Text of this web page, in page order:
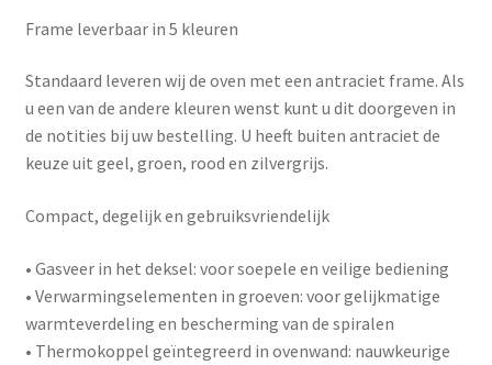
Frame leverbaar in 5 kleuren
Standaard leveren wij de oven met een antraciet frame. Als
u een van de andere kleuren wenst kunt u dit doorgeven in
de notities bij uw bestelling. U heeft buiten antraciet de
keuze uit geel, groen, rood en zilvergrijs.
Compact, degelijk en gebruiksvriendelijk
• Gasveer in het deksel: voor soepele en veilige bediening
• Verwarmingselementen in groeven: voor gelijkmatige
warmteverdeling en bescherming van de spiralen
• Thermokoppel geïntegreerd in ovenwand: nauwkeurige